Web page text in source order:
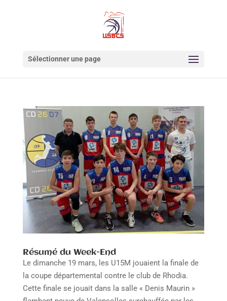
Sélectionner une page
Résumé du Week-End
Le dimanche 19 mars, les U15M jouaient la finale de
la coupe départemental contre le club de Rhodia.
Cette finale se jouait dans la salle « Denis Maurin »